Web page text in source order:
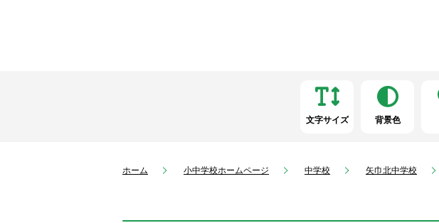
文字サイズ 背景色
ホーム 小中学校ホームページ 中学校 矢巾北中学校